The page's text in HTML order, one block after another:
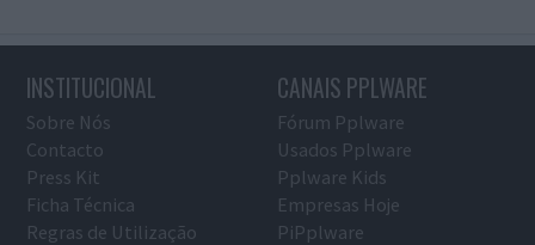
INSTITUCIONAL
Sobre Nós
Contacto
Press Kit
Ficha Técnica
Regras de Utilização
CANAIS PPLWARE
Fórum Pplware
Usados Pplware
Pplware Kids
Empresas Hoje
PiPplware